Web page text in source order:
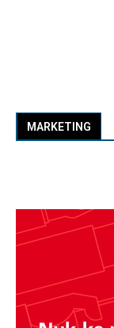
MARKETING